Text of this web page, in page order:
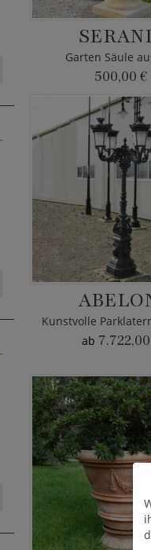
Garten Säule
500,00 €
ab